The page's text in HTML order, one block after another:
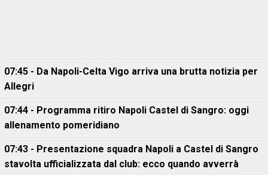
07:45 - Da Napoli-Celta Vigo arriva una brutta notizia per
Allegri
07:44 - Programma ritiro Napoli Castel di Sangro: oggi
allenamento pomeridiano
07:43 - Presentazione squadra Napoli a Castel di Sangro
stavolta ufficializzata dal club: ecco quando avverrà